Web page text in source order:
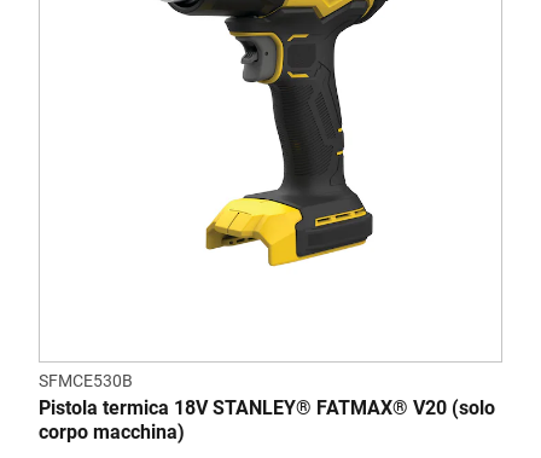
SFMCE530B
Pistola termica 18V STANLEY® FATMAX® V20 (solo
corpo macchina)